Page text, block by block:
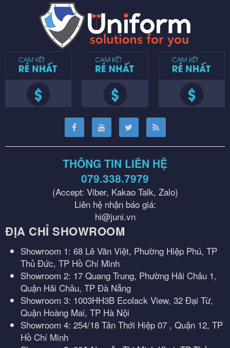
THÔNG TIN LIÊN HỆ
079.338.7979
(Accept: Viber, Kakao Talk, Zalo)
Liên hệ nhận báo giá:
hi@juni.vn
ĐỊA CHỈ SHOWROOM
Showroom 1: 68 Lê Văn Việt, Phường Hiệp Phú, TP
Thủ Đức, TP Hồ Chí Minh
Showroom 2: 17 Quang Trung, Phường Hải Châu 1,
Quận Hải Châu, TP Đà Nẵng
Showroom 3: 1003HH3B Ecolack View, 32 Đại Từ,
Quận Hoàng Mai, TP Hà Nội
Showroom 4: 254/18 Tân Thới Hiệp 07 , Quận 12, TP
Hồ Chí Minh